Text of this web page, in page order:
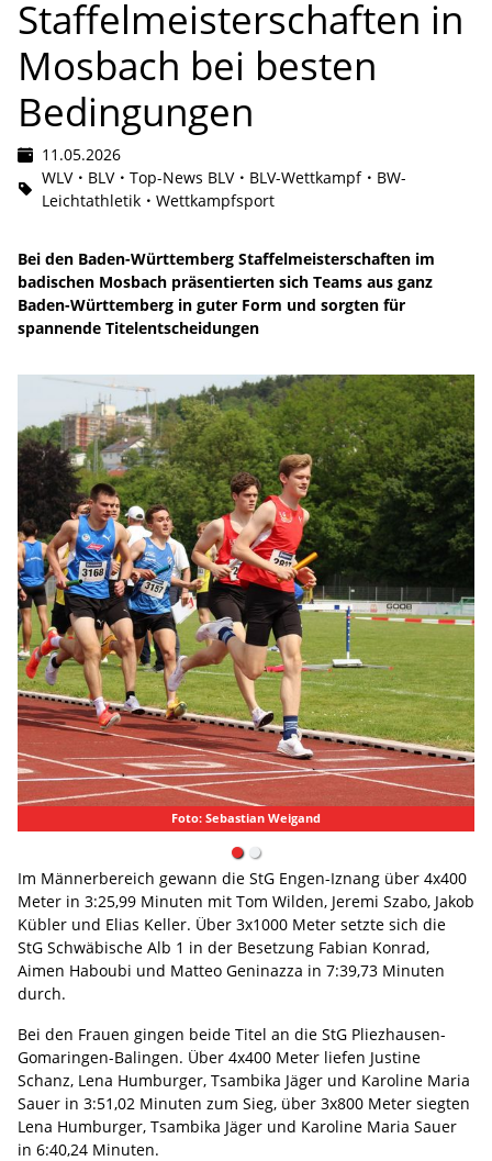
Staffelmeisterschaften in
Mosbach bei besten
Bedingungen
11.05.2026
WLV
BLV Top-News BLV BLV-Wettkampf
BW-
Leichtathletik
Wettkampfsport
Bei den Baden-Württemberg Staffelmeisterschaften im
badischen Mosbach präsentierten sich Teams aus ganz
Baden-Württemberg in guter Form und sorgten für
spannende Titelentscheidungen
Foto: Sebastian Weigand
Im Männerbereich gewann die StG Engen-Iznang über 4x400
Meter in 3:25,99 Minuten mit Tom Wilden, Jeremi Szabo, Jakob
Kübler und Elias Keller. Über 3x1000 Meter setzte sich die
StG Schwäbische Alb 1 in der Besetzung Fabian Konrad,
Aimen Haboubi und Matteo Geninazza in 7:39,73 Minuten
durch.
Bei den Frauen gingen beide Titel an die StG Pliezhausen-
Gomaringen-Balingen. Über 4x400 Meter liefen Justine
Schanz, Lena Humburger, Tsambika Jäger und Karoline Maria
Sauer in 3:51,02 Minuten zum Sieg, über 3x800 Meter siegten
Lena Humburger, Tsambika Jäger und Karoline Maria Sauer
in 6:40,24 Minuten.